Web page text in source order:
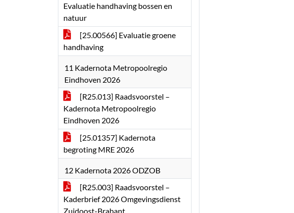
Evaluatie handhaving bossen en
natuur
[25.00566] Evaluatie groene
handhaving
11 Kadernota Metropoolregio
Eindhoven 2026
[R25.013] Raadsvoorstel –
Kadernota Metropoolregio
Eindhoven 2026
[25.01357] Kadernota
begroting MRE 2026
12 Kadernota 2026 ODZOB
[R25.003] Raadsvoorstel –
Kaderbrief 2026 Omgevingsdienst
Zuidoost-Brabant